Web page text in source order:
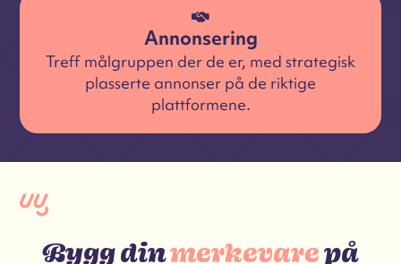
Annonsering
Treff målgruppen der de er, med strategisk
plasserte annonser på de riktige
plattformene.
Bygg dinmerkevarepå